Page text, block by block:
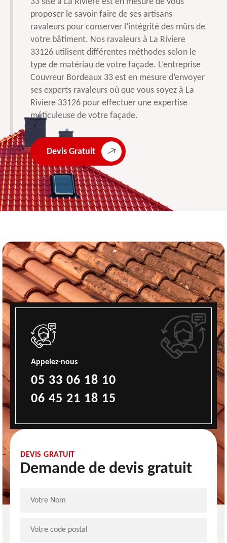
proposer le savoir-faire de ses artisans
ravaleurs pour conserver l’intégrité des mûrs de
votre bâtiment. Nos ravaleurs à La Riviere
33126 utilisent différentes méthodes selon le
type de matériau de votre façade. L’entreprise
Couvreur Bordeaux 33 est en mesure d’envoyer
ses experts ravaleurs où que vous soyez à La
Riviere 33126 pour effectuer une expertise
méticuleuse de votre façade.
Devis Gratuit
Appelez-nous
05 33 06 18 10
06 45 21 18 15
DEVIS GRATUIT
Demande de devis gratuit